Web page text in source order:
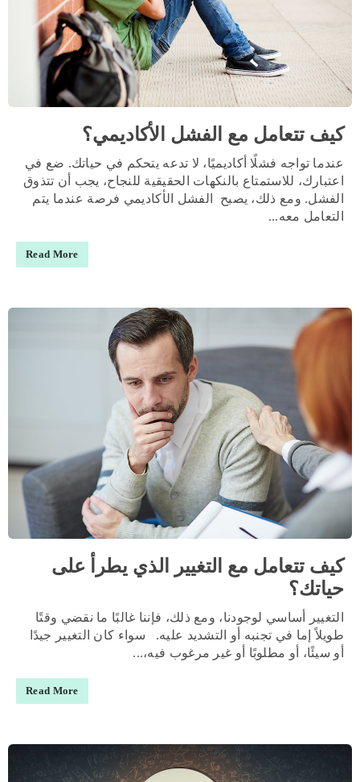
كيف تتعامل مع الفشل الأكاديمي؟
عندما تواجه فشلًا أكاديميًا، لا تدعه يتحكم في حياتك. ضع في
اعتبارك، للاستمتاع بالنكهات الحقيقية للنجاح، يجب أن تتذوق
الفشل. ومع ذلك، يصبح الفشل الأكاديمي فرصة عندما يتم
التعامل معه...
Read More
كيف تتعامل مع التغيير الذي يطرأ على
حياتك؟
التغيير أساسي لوجودنا، ومع ذلك، فإننا غالبًا ما نقضي وقتًا
طويلاً إما في تجنبه أو التشديد عليه. سواء كان التغيير جيدًا
أو سيئًا، أو مطلوبًا أو غير مرغوب فيه،...
Read More